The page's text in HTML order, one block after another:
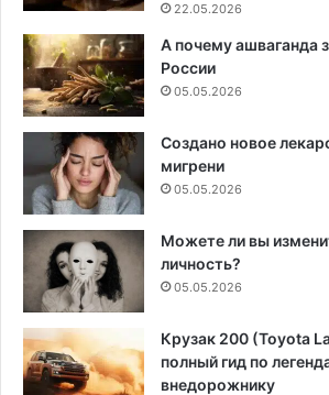
22.05.2026
А почему ашваганда
России
05.05.2026
Создано новое
мигрени
05.05.2026
Можете ли вы
личность?
05.05.2026
Крузак 200 (Toyota
полный гид по
внедорожнику